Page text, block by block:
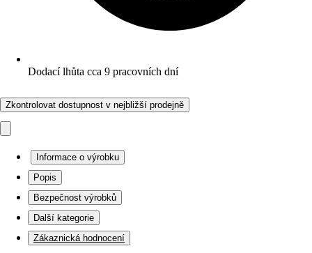
Dodací lhůta cca 9 pracovních dní
Zkontrolovat dostupnost v nejbližší prodejně
Informace o výrobku
Popis
Bezpečnost výrobků
Další kategorie
Zákaznická hodnocení